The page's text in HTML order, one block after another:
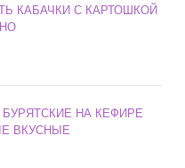
КАБАЧКИ С КАРТОШКОЙ
НА КЕФИРЕ
ВКУСНЫЕ